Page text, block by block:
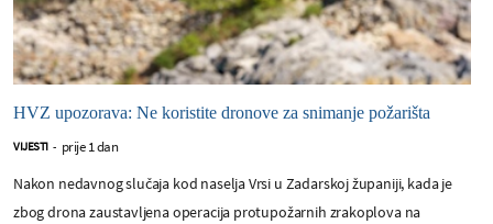
HVZ upozorava: Ne koristite dronove za snimanje požarišta
VIJESTI - prije 1 dan
Nakon nedavnog slučaja kod naselja Vrsi u Zadarskoj županiji, kada je
zbog drona zaustavljena operacija protupožarnih zrakoplova na